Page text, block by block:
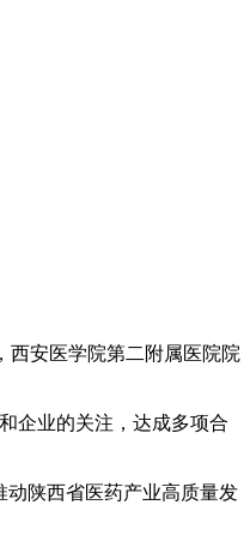
安医学院第二附属医院院
企业的关注，达成多项合
陕西省医药产业高质量发